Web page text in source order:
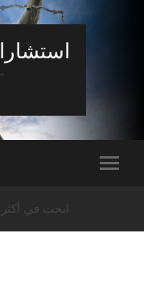
ابحث في أكثر من 50 مليون معلومة